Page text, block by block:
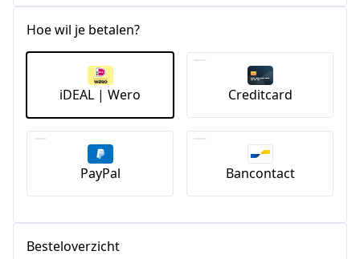
Hoe wil je betalen?
iDEAL | Wero Creditcard
PayPal Bancontact
Besteloverzicht